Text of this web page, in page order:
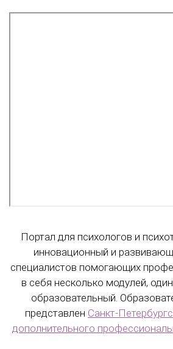
Портал для психологов и
инновационный и
специалистов помогающих
в себя несколько модулей,
образовательный.
представлен Санкт-
дополнительного